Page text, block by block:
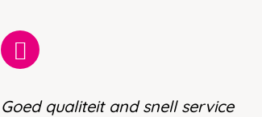
Goed qualiteit and snell service